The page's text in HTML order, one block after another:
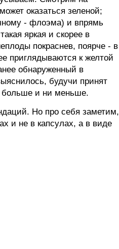
оказаться зеленой;
- флоэма) и впрямь
яркая и скорее в
покраснев, поярче - в
приглядываются к желтой
обнаруженный в
будучи принят
больше и ни меньше.
Но про себя заметим,
и не в капсулах, а в виде